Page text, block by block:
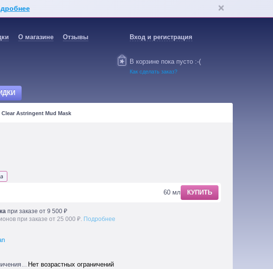
О магазине Отзывы Вход и регистрация
В корзине пока пусто :-(
Как сделать заказ?
Clear Astringent Mud Mask
60 мл КУПИТЬ
при заказе от 9 500 ₽
при заказе от 25 000 ₽. Подробнее
Нет возрастных ограничений